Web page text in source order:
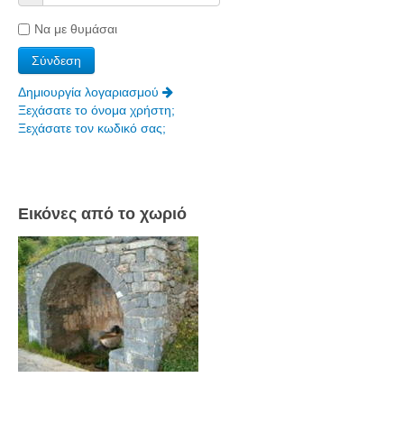
Να με θυμάσαι
Δημιουργία λογαριασμού
Ξεχάσατε το όνομα χρήστη;
Ξεχάσατε τον κωδικό σας;
Εικόνες από το χωριό